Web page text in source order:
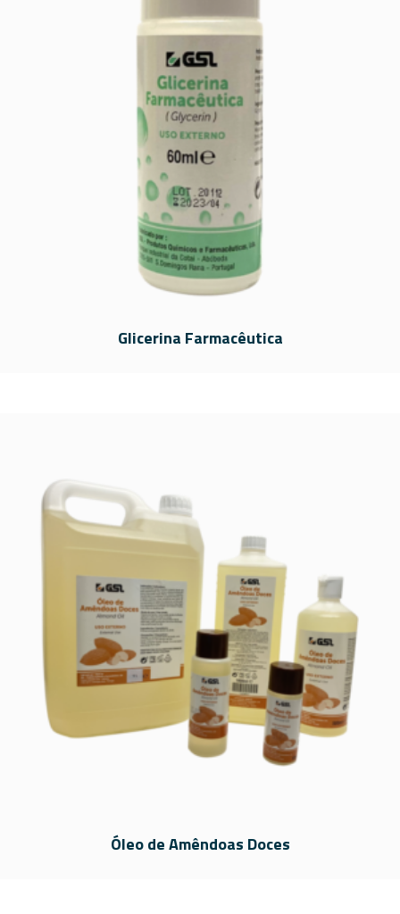
Glicerina Farmacêutica
Óleo de Amêndoas Doces